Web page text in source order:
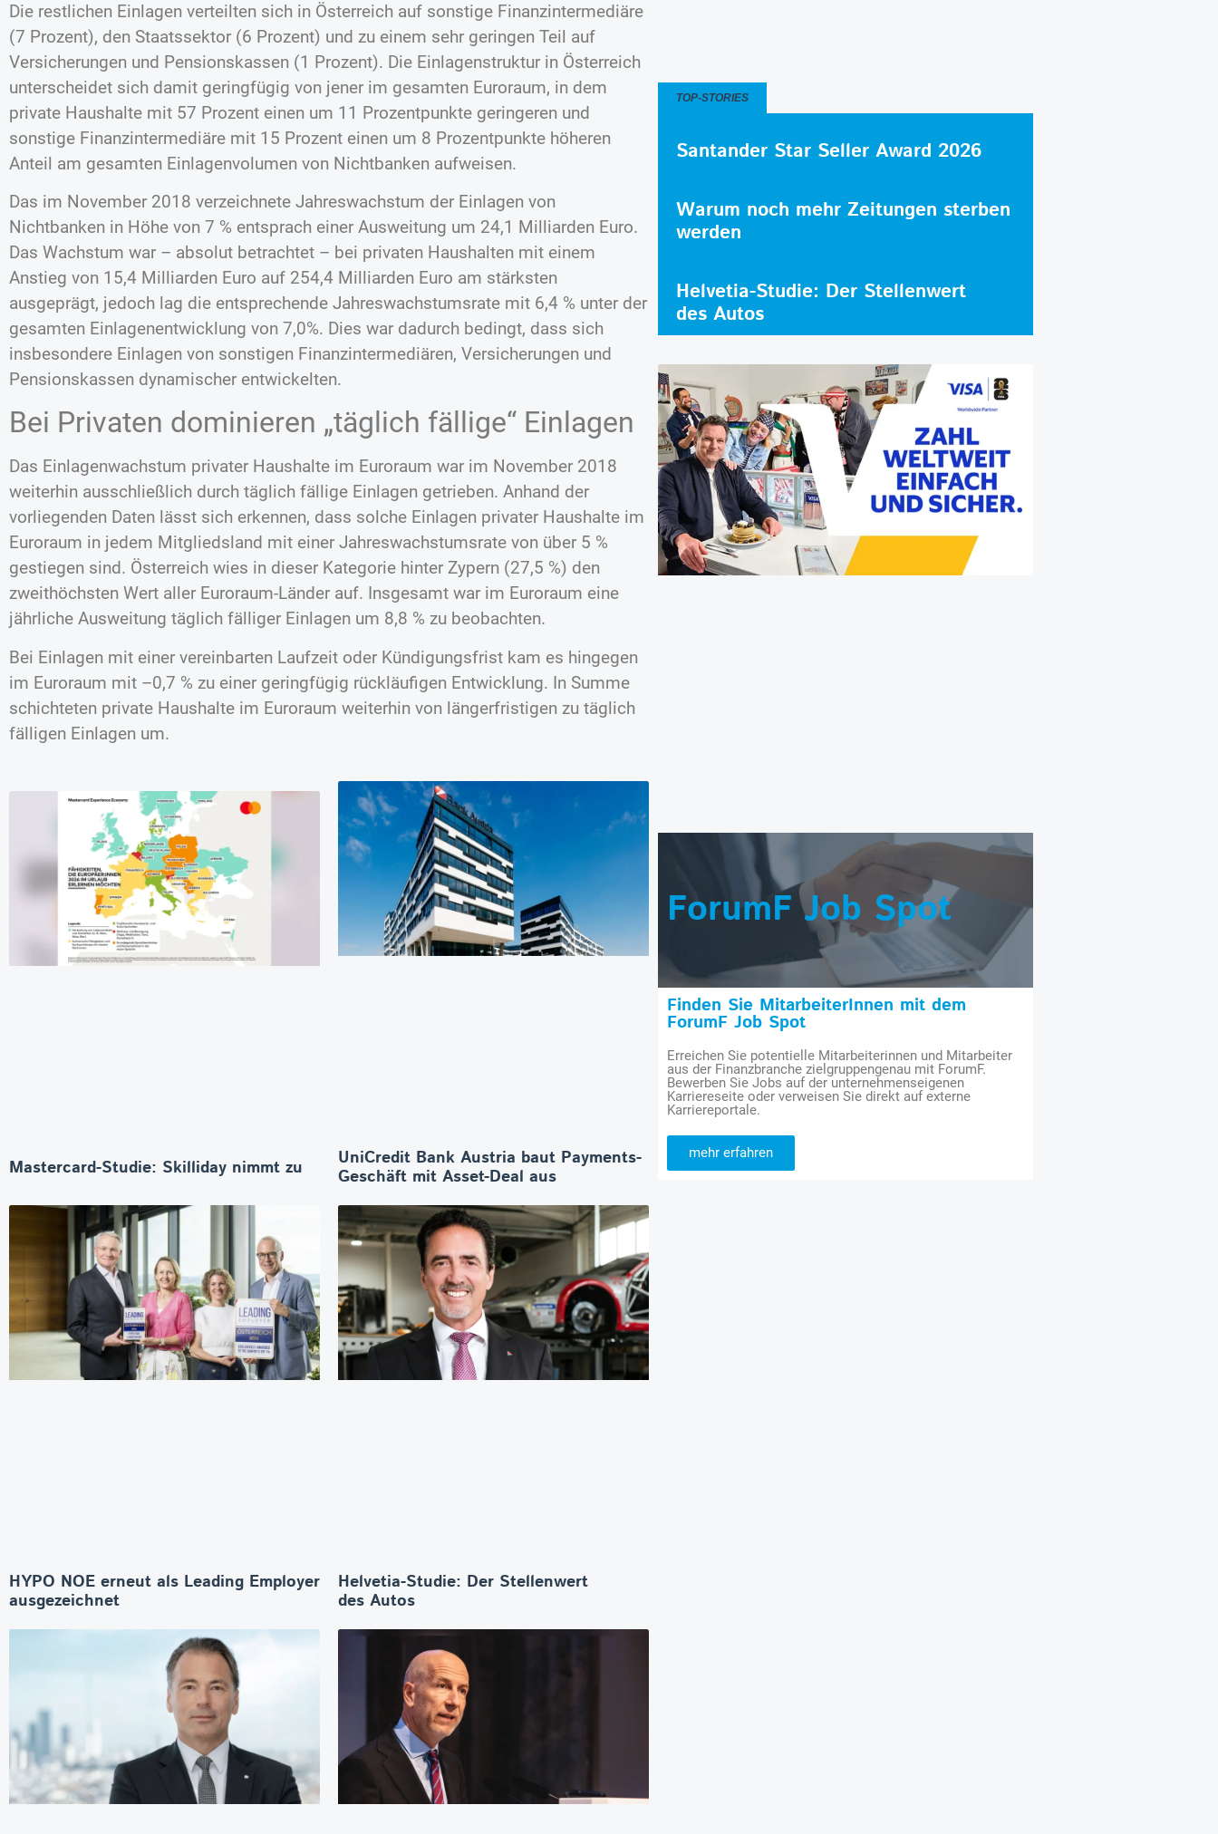
Die restlichen Einlagen verteilten sich in Österreich auf sonstige Finanzintermediäre
(7 Prozent), den Staatssektor (6 Prozent) und zu einem sehr geringen Teil auf
Versicherungen und Pensionskassen (1 Prozent). Die Einlagenstruktur in Österreich
unterscheidet sich damit geringfügig von jener im gesamten Euroraum, in dem
private Haushalte mit 57 Prozent einen um 11 Prozentpunkte geringeren und
sonstige Finanzintermediäre mit 15 Prozent einen um 8 Prozentpunkte höheren
Anteil am gesamten Einlagenvolumen von Nichtbanken aufweisen.
Das im November 2018 verzeichnete Jahreswachstum der Einlagen von
Nichtbanken in Höhe von 7 % entsprach einer Ausweitung um 24,1 Milliarden Euro.
Das Wachstum war – absolut betrachtet – bei privaten Haushalten mit einem
Anstieg von 15,4 Milliarden Euro auf 254,4 Milliarden Euro am stärksten
ausgeprägt, jedoch lag die entsprechende Jahreswachstumsrate mit 6,4 % unter der
gesamten Einlagenentwicklung von 7,0%. Dies war dadurch bedingt, dass sich
insbesondere Einlagen von sonstigen Finanzintermediären, Versicherungen und
Pensionskassen dynamischer entwickelten.
Bei Privaten dominieren „täglich fällige“ Einlagen
Das Einlagenwachstum privater Haushalte im Euroraum war im November 2018
weiterhin ausschließlich durch täglich fällige Einlagen getrieben. Anhand der
vorliegenden Daten lässt sich erkennen, dass solche Einlagen privater Haushalte im
Euroraum in jedem Mitgliedsland mit einer Jahreswachstumsrate von über 5 %
gestiegen sind. Österreich wies in dieser Kategorie hinter Zypern (27,5 %) den
zweithöchsten Wert aller Euroraum-Länder auf. Insgesamt war im Euroraum eine
jährliche Ausweitung täglich fälliger Einlagen um 8,8 % zu beobachten.
Bei Einlagen mit einer vereinbarten Laufzeit oder Kündigungsfrist kam es hingegen
im Euroraum mit –0,7 % zu einer geringfügig rückläufigen Entwicklung. In Summe
schichteten private Haushalte im Euroraum weiterhin von längerfristigen zu täglich
fälligen Einlagen um.
Mastercard-Studie: Skilliday nimmt zu
UniCredit Bank Austria baut Payments-
Geschäft mit Asset-Deal aus
HYPO NOE erneut als Leading Employer
ausgezeichnet
Helvetia-Studie: Der Stellenwert
des Autos
TOP-STORIES
Santander Star Seller Award 2026
Warum noch mehr Zeitungen sterben
werden
Helvetia-Studie: Der Stellenwert
des Autos
ForumF Job Spot
Finden Sie MitarbeiterInnen mit dem
ForumF Job Spot
Erreichen Sie potentielle Mitarbeiterinnen und Mitarbeiter
aus der Finanzbranche zielgruppengenau mit ForumF.
Bewerben Sie Jobs auf der unternehmenseigenen
Karriereseite oder verweisen Sie direkt auf externe
Karriereportale.
mehr erfahren